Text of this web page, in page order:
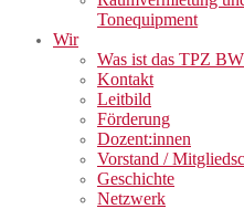
Tonequipment
Wir
Was ist das TPZ
Kontakt
Leitbild
Förderung
Dozent:innen
Vorstand /
Geschichte
Netzwerk